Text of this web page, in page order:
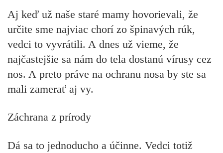
Aj keď už naše staré mamy hovorievali, že
určite sme najviac chorí zo špinavých rúk,
vedci to vyvrátili. A dnes už vieme, že
najčastejšie sa nám do tela dostanú vírusy cez
nos. A preto práve na ochranu nosa by ste sa
mali zamerať aj vy.
Záchrana z prírody
Dá sa to jednoducho a účinne. Vedci totiž